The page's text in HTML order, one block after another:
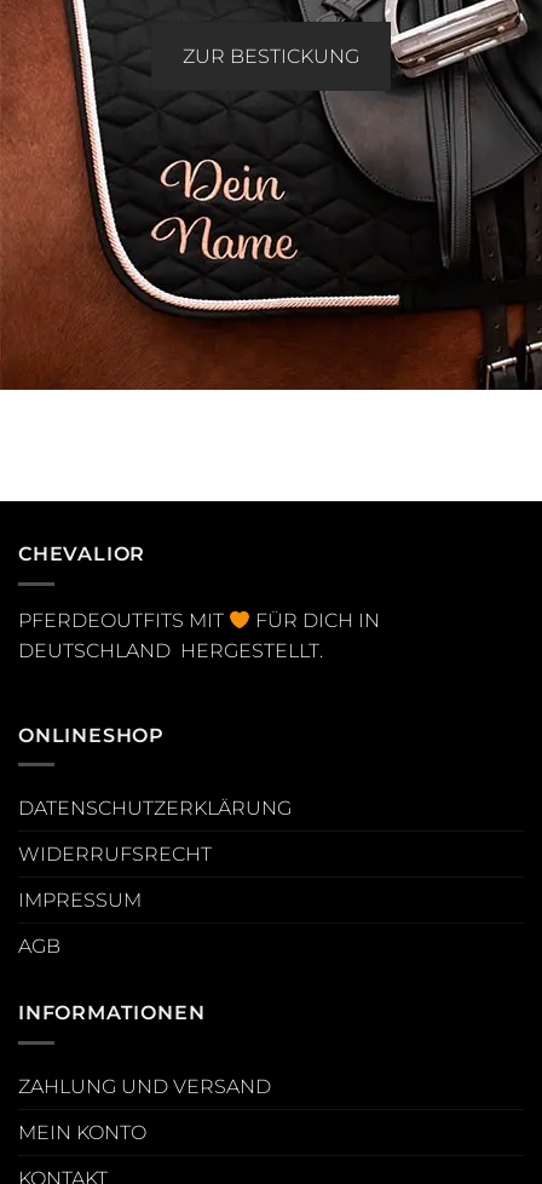
ZUR BESTICKUNG
CHEVALIOR
PFERDEOUTFITS MIT
FÜR DICH IN
DEUTSCHLAND HERGESTELLT.
ONLINESHOP
DATENSCHUTZERKLÄRUNG
WIDERRUFSRECHT
IMPRESSUM
AGB
INFORMATIONEN
ZAHLUNG UND VERSAND
MEIN KONTO
KONTAKT